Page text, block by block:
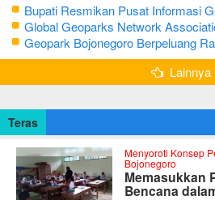
Bupati Resmikan Pusat Informasi
Bojonegoro
Global Geoparks Network
Geosite di Bojonegoro
Geopark Bojonegoro Berpeluang
Global Geopark
Lainnya
Teras
Menyoroti Konsep
Bojonegoro
Memasukkan
Bencana